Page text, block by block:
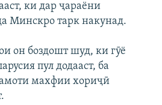
ки дар ҷараёни
Минскро тарк накунад.
он боздошт шуд, ки гӯё
пул додааст, ба
махфии хориҷӣ